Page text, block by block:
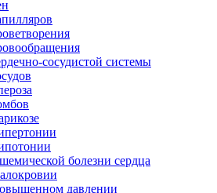
сосудистой системы
болезни сердца
давлении